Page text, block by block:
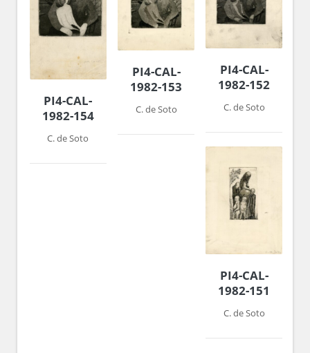
PI4-CAL-
1982-154
C. de Soto
PI4-CAL-
1982-153
C. de Soto
PI4-CAL-
1982-152
C. de Soto
PI4-CAL-
1982-151
C. de Soto